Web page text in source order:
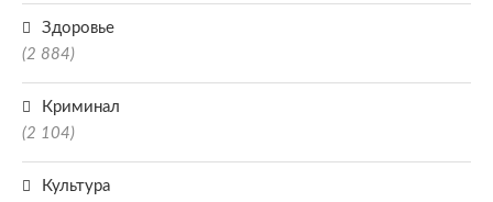
Здоровье
(2 884)
Криминал
(2 104)
Культура